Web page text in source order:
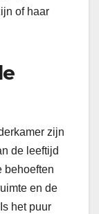
of haar
zijn
de leeftijd
behoeften
en de
het puur